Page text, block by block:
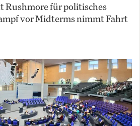
für politisches
vor Midterms nimmt Fahrt